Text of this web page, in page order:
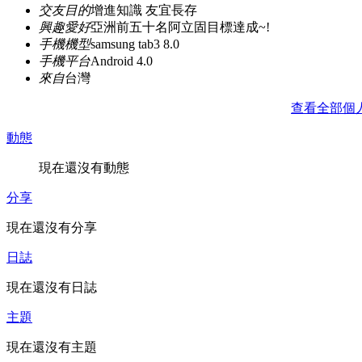
交友目的增進知識 友宜長存
興趣愛好亞洲前五十名阿立固目標達成~!
手機機型samsung tab3 8.0
手機平台Android 4.0
來自台灣
查看全部個
動態
現在還沒有動態
分享
現在還沒有分享
日誌
現在還沒有日誌
主題
現在還沒有主題